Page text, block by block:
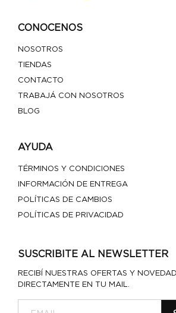
CONOCENOS
NOSOTROS
TIENDAS
CONTACTO
TRABAJÁ CON NOSOTROS
BLOG
AYUDA
TÉRMINOS Y CONDICIONES
INFORMACIÓN DE ENTREGA
POLÍTICAS DE CAMBIOS
POLÍTICAS DE PRIVACIDAD
SUSCRIBITE AL NEWSLETTER
RECIBÍ NUESTRAS OFERTAS Y
DIRECTAMENTE EN TU MAIL.